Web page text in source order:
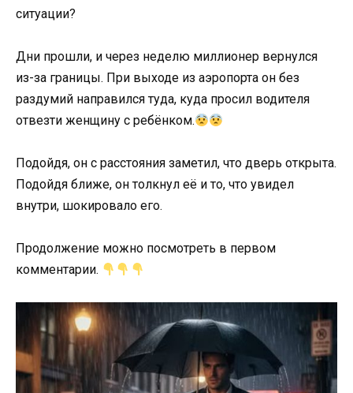
ситуации?
Дни прошли, и через неделю миллионер вернулся
из-за границы. При выходе из аэропорта он без
раздумий направился туда, куда просил водителя
отвезти женщину с ребёнком.
Подойдя, он с расстояния заметил, что дверь открыта.
Подойдя ближе, он толкнул её и то, что увидел
внутри, шокировало его.
Продолжение можно посмотреть в первом
комментарии.